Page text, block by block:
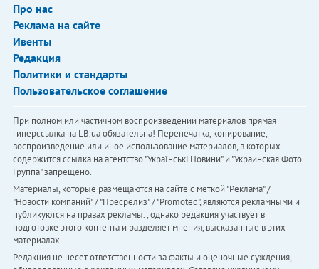
Про нас
Реклама на сайте
Ивенты
Редакция
Политики и стандарты
Пользовательское соглашение
При полном или частичном воспроизведении материалов прямая
гиперссылка на LB.ua обязательна! Перепечатка, копирование,
воспроизведение или иное использование материалов, в которых
содержится ссылка на агентство "Українськi Новини" и "Украинская Фото
Группа" запрещено.
Материалы, которые размещаются на сайте с меткой "Реклама" /
"Новости компаний" / "Пресрелиз" / "Promoted", являются рекламными и
публикуются на правах рекламы. , однако редакция участвует в
подготовке этого контента и разделяет мнения, высказанные в этих
материалах.
Редакция не несет ответственности за факты и оценочные суждения,